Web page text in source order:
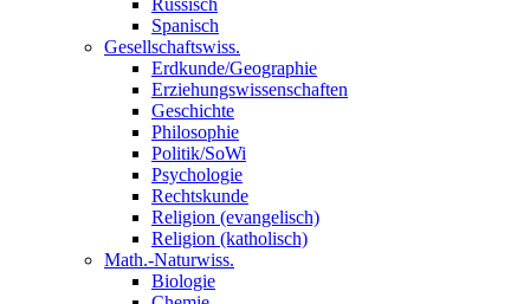
Russisch
Spanisch
Gesellschaftswiss.
Erdkunde/Geographie
Erziehungswissenschaften
Geschichte
Philosophie
Politik/SoWi
Psychologie
Rechtskunde
Religion (evangelisch)
Religion (katholisch)
Math.-Naturwiss.
Biologie